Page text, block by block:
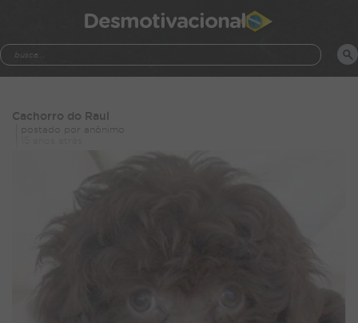
Desmotivacional
Cachorro do Raul
postado por anônimo